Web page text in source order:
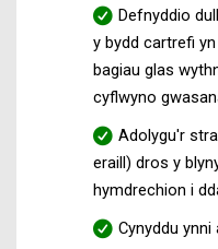
Defnyddio
y bydd cartrefi
bagiau glas
cyflwyno
Adolygu'r
eraill) dros y
hymdrechion i
Cynyddu